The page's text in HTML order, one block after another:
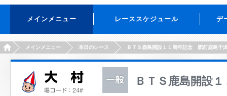
メインメニュー レーススケジュール デ
HOMEメインメニュー 本日のレース ＢＴＳ鹿島開設１１周年記念 肥前鹿島干
ＢＴＳ鹿島開設